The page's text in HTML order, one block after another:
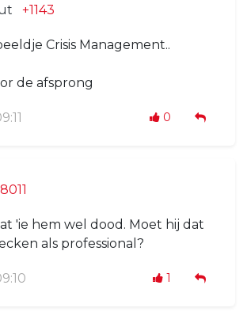
+1143
Crisis Management..
de afsprong
0
'ie hem wel dood. Moet hij dat
als professional?
1